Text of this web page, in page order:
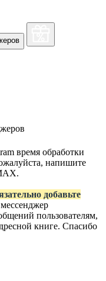
время обработки
напишите
добавьте
пользователям,
книге. Спасибо